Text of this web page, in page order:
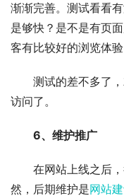
渐渐完善。测试看看
是够快？是不是有页
客有比较好的浏览体验
测试的差不多了
访问了。
6、维护推广
在网站上线之后
然，后期维护是网站